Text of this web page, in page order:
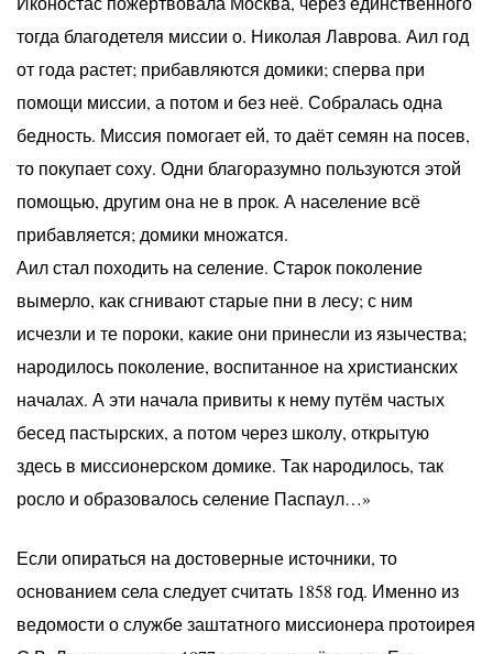
тогда благодетеля миссии о. Николая Лаврова. Аил год
от года растет; прибавляются домики; сперва при
помощи миссии, а потом и без неё. Собралась одна
бедность. Миссия помогает ей, то даёт семян на посев,
то покупает соху. Одни благоразумно пользуются этой
помощью, другим она не в прок. А население всё
прибавляется; домики множатся.
Аил стал походить на селение. Старок поколение
вымерло, как сгнивают старые пни в лесу; с ним
исчезли и те пороки, какие они принесли из язычества;
народилось поколение, воспитанное на христианских
началах. А эти начала привиты к нему путём частых
бесед пастырских, а потом через школу, открытую
здесь в миссионерском домике. Так народилось, так
росло и образовалось селение Паспаул…»
Если опираться на достоверные источники, то
основанием села следует считать 1858 год. Именно из
ведомости о службе заштатного миссионера протоирея